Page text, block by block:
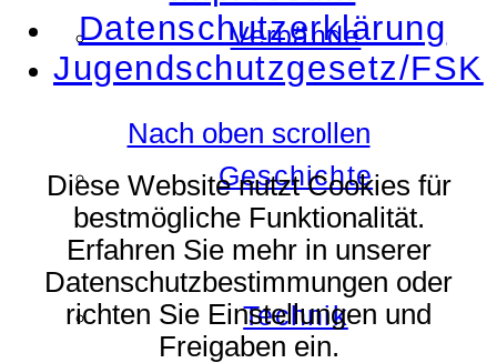
Verbände
Geschichte
Technik
Datenschutzerklärung
Jugendschutzgesetz/FSK
Nach oben scrollen
Diese Website nutzt Cookies für
bestmögliche Funktionalität.
Erfahren Sie mehr in unserer
Datenschutzbestimmungen oder
richten Sie Einstellungen und
Freigaben ein.